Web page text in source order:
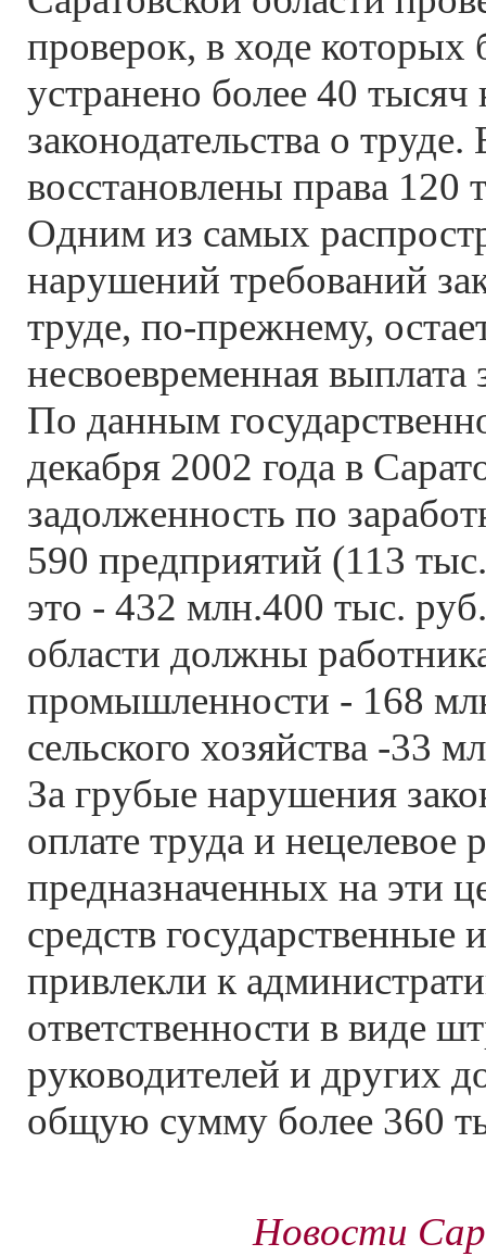
проверок, в ходе
устранено более 40
законодательства о
восстановлены права 120
Одним из самых
нарушений требований
труде, по-прежнему,
несвоевременная выплата
По данным
декабря 2002 года в
задолженность по
590 предприятий (113
это - 432 млн.400 тыс.
области должны
промышленности - 168
сельского хозяйства -33
За грубые нарушения
оплате труда и нецелевое
предназначенных на эти
средств государственные
привлекли к
ответственности в виде
руководителей и других
общую сумму более 360
Новости